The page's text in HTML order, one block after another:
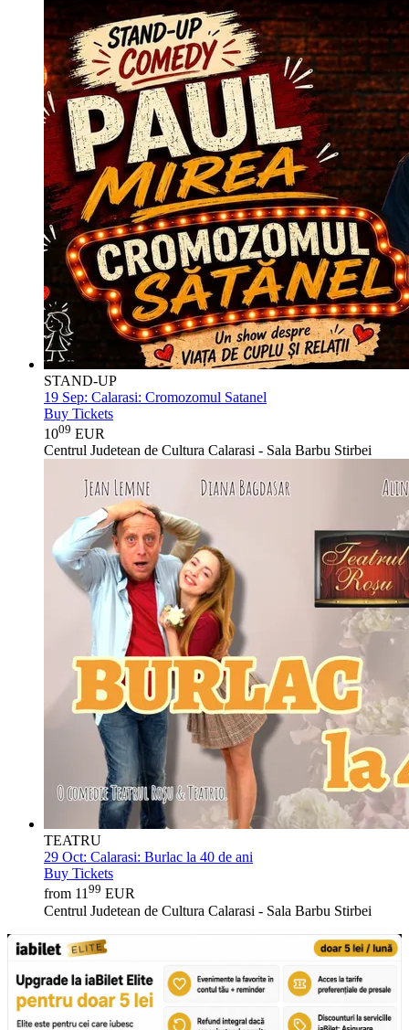
STAND-UP
19 Sep: Calarasi: Cromozomul Satanel
Buy Tickets
1009 EUR
Centrul Judetean de Cultura Calarasi - Sala Barbu Stirbei
TEATRU
29 Oct: Calarasi: Burlac la 40 de ani
Buy Tickets
from 1199 EUR
Centrul Judetean de Cultura Calarasi - Sala Barbu Stirbei